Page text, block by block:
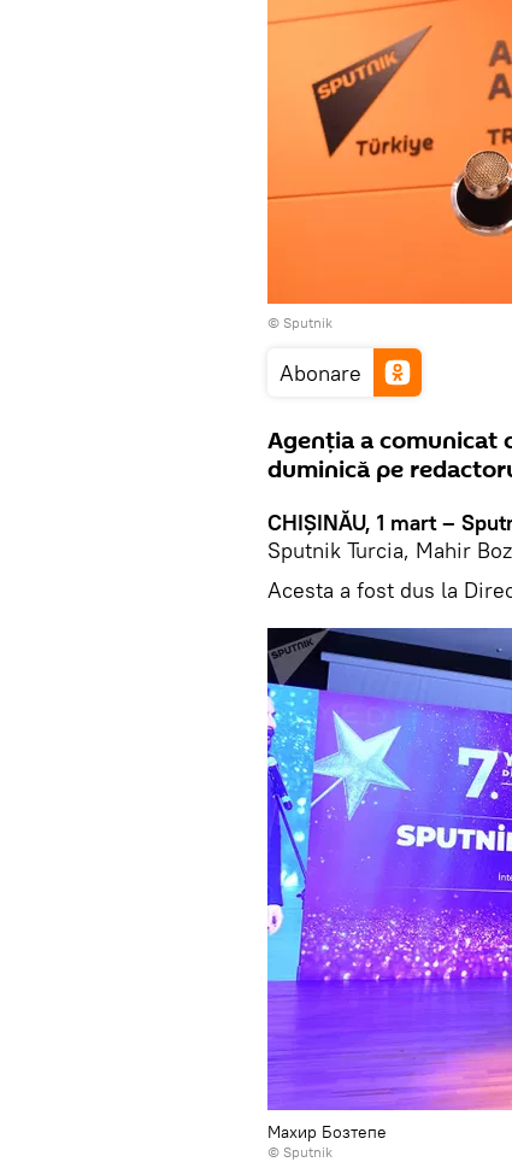
© Sputnik
Abonare
Agenţia a comunicat
duminică pe
CHIŞINĂU, 1 mart –
Sputnik Turcia, Mahir
Acesta a fost dus la
Махир Бозтепе
© Sputnik